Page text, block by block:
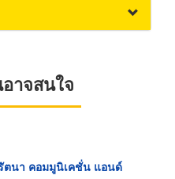
าจสนใจ
ตนา คอมมูนิเคชั่น แอนด์